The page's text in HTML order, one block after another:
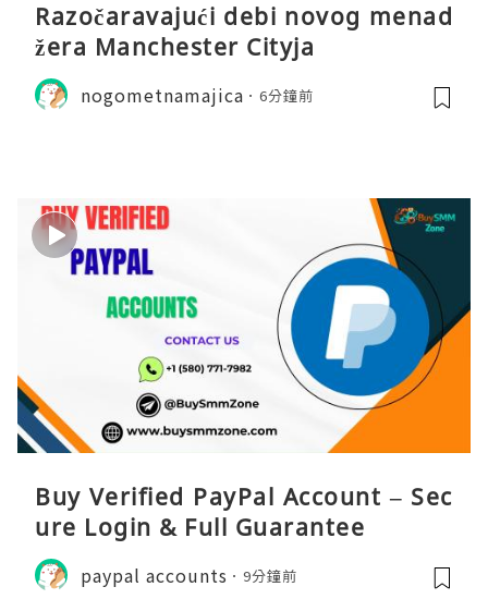
Razočaravajući debi novog menad
žera Manchester Cityja
nogometnamajica 6分鐘前
Buy Verified PayPal Account – Sec
ure Login & Full Guarantee
paypal accounts 9分鐘前